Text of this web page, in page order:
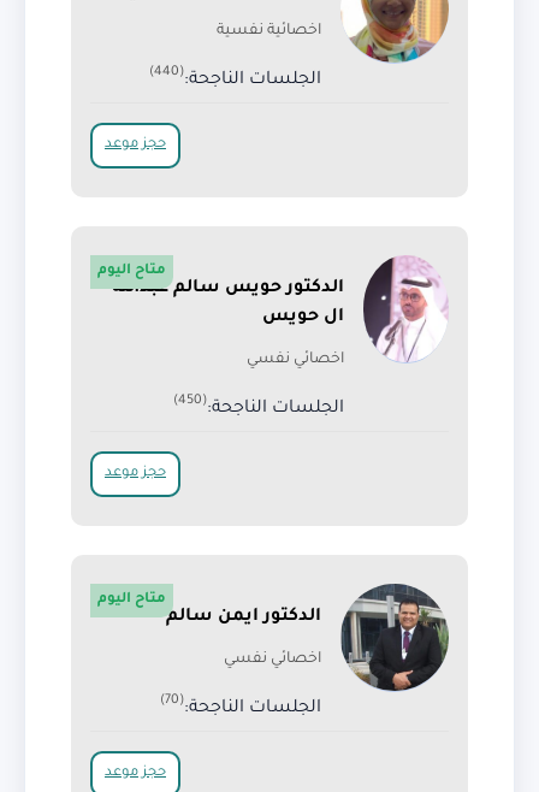
اخصائية نفسية
الجلسات الناجحة:(440)
حجز موعد
الدكتور حويس سالم عبدالله
ال حويس
اخصائي نفسي
الجلسات الناجحة:(450)
متاح اليوم
حجز موعد
الدكتور ايمن سالم
اخصائي نفسي
الجلسات الناجحة:(70)
متاح اليوم
حجز موعد